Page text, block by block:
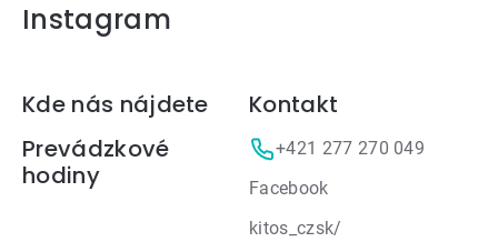
Instagram
Zápätie
Kde nás nájdete
Prevádzkové
hodiny
Kontakt
+421 277 270 049
Facebook
kitos_czsk/